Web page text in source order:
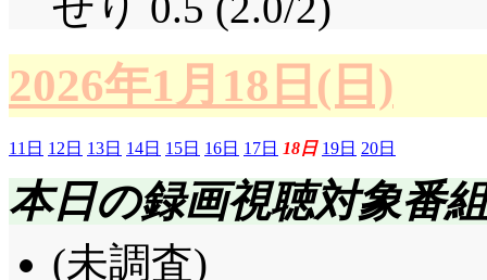
2026年1月18日(日)
11日 12日 13日 14日 15日 16日 17日 18日 19日 20日
本日の録画視聴対象番組
(未調査)